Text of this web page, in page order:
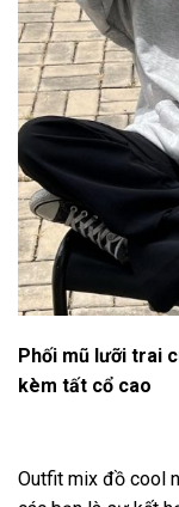
Phối mũ lưỡi trai
kèm tất cổ cao
Outfit mix đồ cool